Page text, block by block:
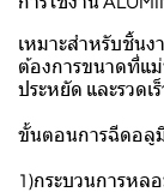
เหมาะสำหรับชิ้นง
ต้องการขนาดที่แ
ประหยัด และรวดเ
ขั้นตอนการฉีดอลู
1)กระบวนการหล